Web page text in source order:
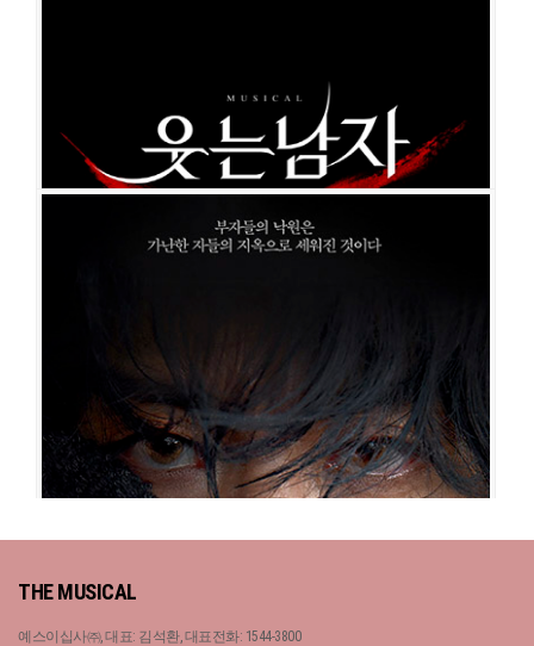
김승대 이우승
박소빈김창현 이성주 김경택 송임규 가희 김선
김태희
정일현 김리안 신지섭 이여진 강희수곽동기 백승진하수연
최윤우
공연장
예술의전당 오페라극장
THE MUSICAL
예스이십사㈜, 대표: 김석환, 대표전화: 1544-3800